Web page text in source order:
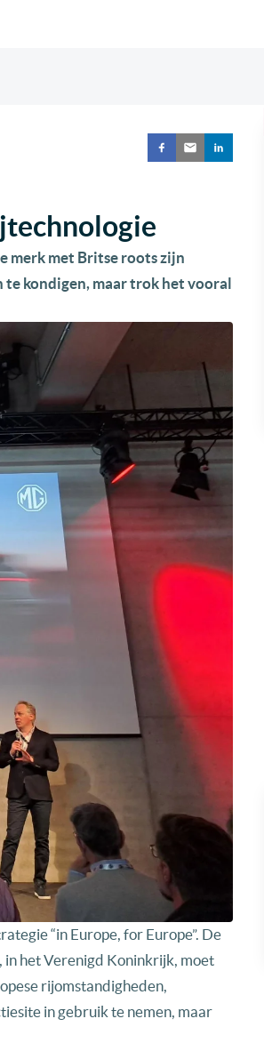
merk met Britse roots zijn
kondigen, maar trok het vooral
“in Europe, for Europe”. De
in het Verenigd Koninkrijk, moet
rijomstandigheden,
in gebruik te nemen, maar